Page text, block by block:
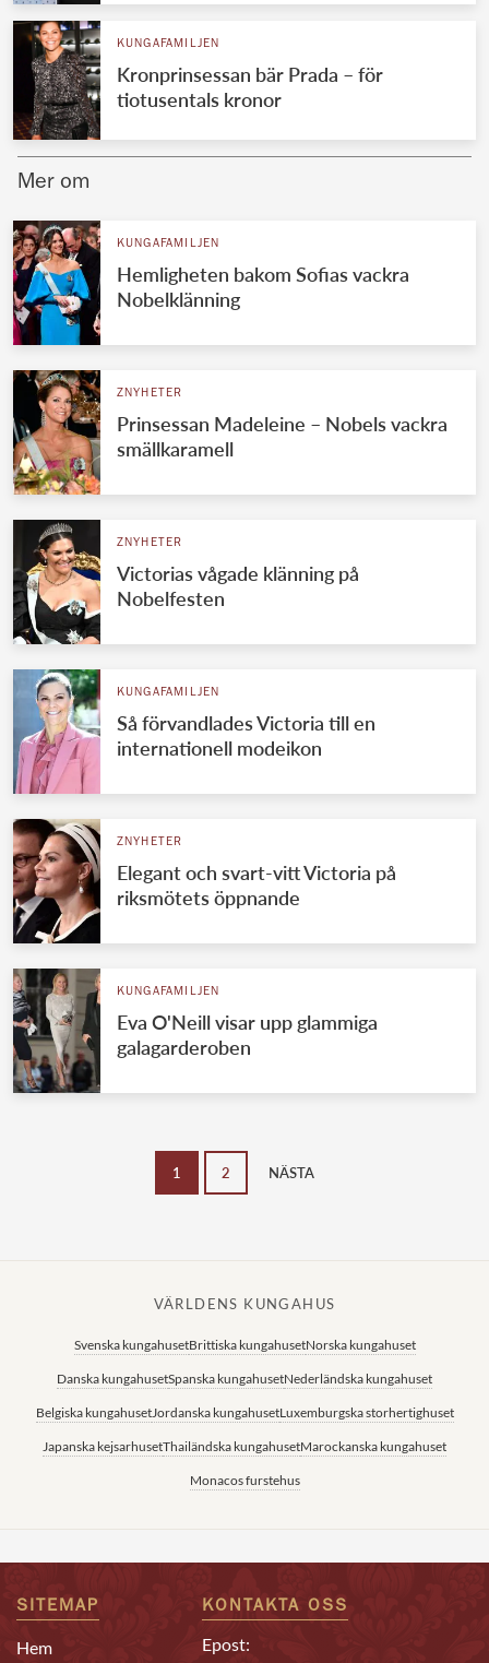
Japanska kejsarhuset
Thailändska kungahuset
Marockanska kungahuset
KUNGAFAMILJEN
Kronprinsessan bär Prada – för
tiotusentals kronor
Mer om
KUNGAFAMILJEN
Hemligheten bakom Sofias vackra
Nobelklänning
ZNYHETER
Prinsessan Madeleine – Nobels vackra
smällkaramell
ZNYHETER
Victorias vågade klänning på
Nobelfesten
KUNGAFAMILJEN
Så förvandlades Victoria till en
internationell modeikon
ZNYHETER
Elegant och svart-vitt Victoria på
riksmötets öppnande
KUNGAFAMILJEN
Eva O'Neill visar upp glammiga
galagarderoben
1 2 NÄSTA
VÄRLDENS KUNGAHUS
Svenska kungahusetBrittiska kungahusetNorska kungahuset
Danska kungahusetSpanska kungahusetNederländska kungahuset
Belgiska kungahusetJordanska kungahusetLuxemburgska storhertighuset
Japanska kejsarhusetThailändska kungahusetMarockanska kungahuset
Monacos furstehus
SITEMAP
Hem
KONTAKTA OSS
Epost: